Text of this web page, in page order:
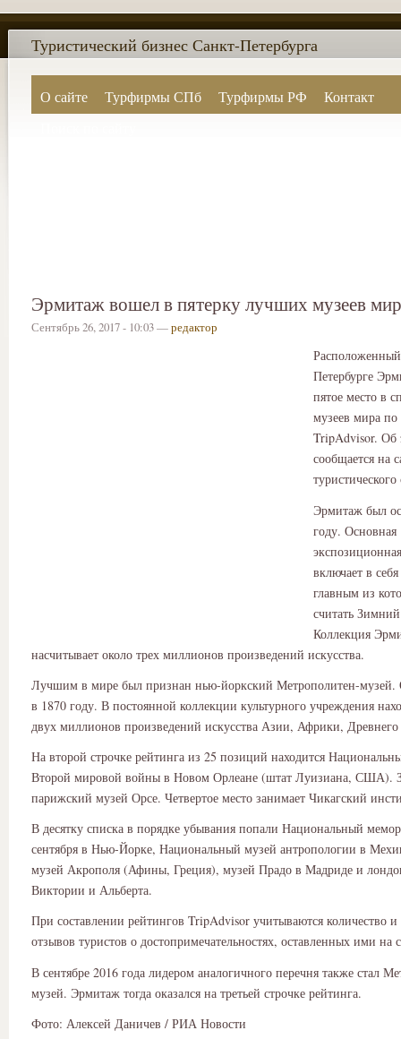
О сайте Турфирмы СПб Турфирмы РФ
Контакт
Туристический бизнес Санкт-Петербурга
Эрмитаж вошел в пятерку лучших музеев
Сентябрь 26, 2017 - 10:03 —редактор
Петербурге
пятое место в
музеев мира по
TripAdvisor. Об
сообщается на
туристического
Эрмитаж был
году. Основная
включает в
главным из
считать
Коллекция
насчитывает около трех миллионов произведений искусства.
Лучшим в мире был признан нью-йоркский Метрополитен-музей.
в 1870 году. В постоянной коллекции культурного учреждения
двух миллионов произведений искусства Азии, Африки, Древнего
На второй строчке рейтинга из 25 позиций находится
Второй мировой войны в Новом Орлеане (штат Луизиана, США).
парижский музей Орсе. Четвертое место занимает Чикагский
В десятку списка в порядке убывания попали Национальный
сентября в Нью-Йорке, Национальный музей антропологии в
музей Акрополя (Афины, Греция), музей Прадо в Мадриде и
Виктории и Альберта.
При составлении рейтингов TripAdvisor учитываются количество и
отзывов туристов о достопримечательностях, оставленных ими на
В сентябре 2016 года лидером аналогичного перечня также стал
музей. Эрмитаж тогда оказался на третьей строчке рейтинга.
Фото: Алексей Даничев / РИА Новости